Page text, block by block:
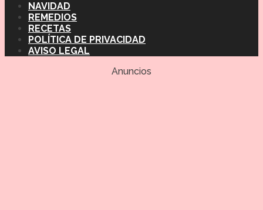
NAVIDAD
REMEDIOS
RECETAS
POLÍTICA DE PRIVACIDAD
AVISO LEGAL
Anuncios